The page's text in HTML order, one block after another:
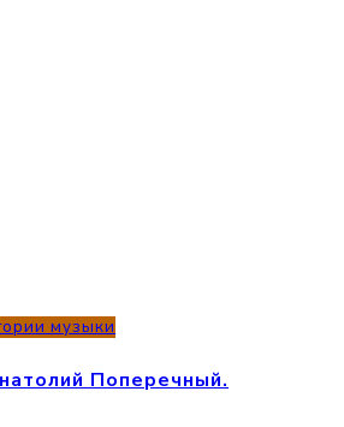
музыки
Поперечный.